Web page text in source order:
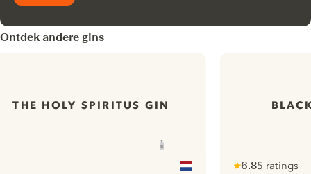
Ontdek andere gins
THE HOLY SPIRITUS GIN
6.85 ratings